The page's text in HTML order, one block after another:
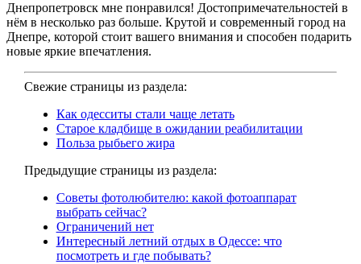
Днепропетровск мне понравился! Достопримечательностей в
нём в несколько раз больше. Крутой и современный город на
Днепре, которой стоит вашего внимания и способен подарить
новые яркие впечатления.
Свежие страницы из раздела:
Как одесситы стали чаще летать
Старое кладбище в ожидании реабилитации
Польза рыбьего жира
Предыдущие страницы из раздела:
Советы фотолюбителю: какой фотоаппарат
выбрать сейчас?
Ограничений нет
Интересный летний отдых в Одессе: что
посмотреть и где побывать?